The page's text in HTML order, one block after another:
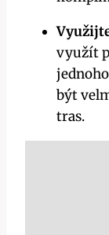
využít
být
tras.